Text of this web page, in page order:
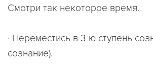
Смотри так некоторое время.
· Переместись в 3-ю ступень
сознание).